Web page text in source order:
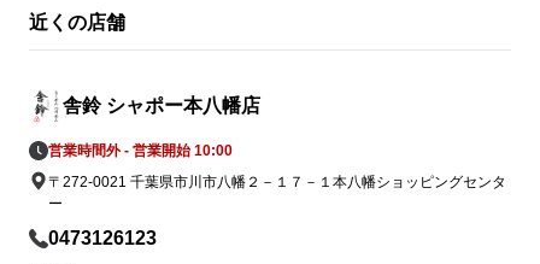
近くの店舗
舎鈴 シャポー本八幡店
営業時間外 - 営業開始 10:00
〒272-0021 千葉県市川市八幡２－１７－１本八幡ショッピングセンタ
ー
0473126123